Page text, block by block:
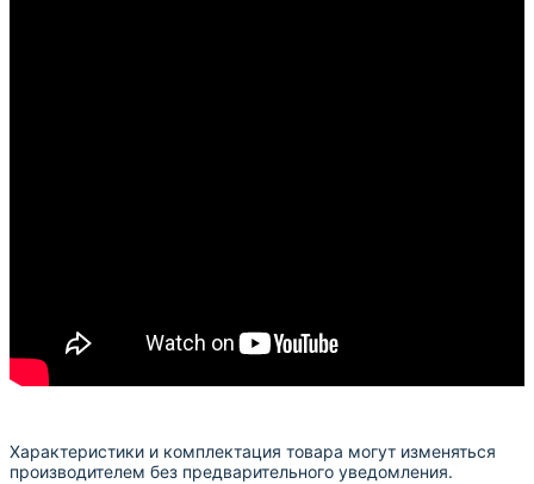
Характеристики и комплектация товара могут изменяться
производителем без предварительного уведомления.